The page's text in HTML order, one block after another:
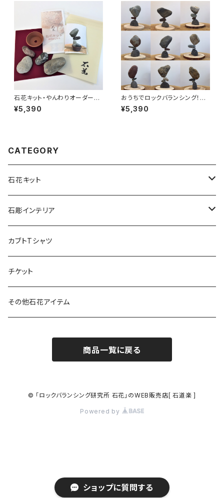
ショップに質問する
石花キット・やんわりオーダーメ
イド【おうちでロックバランシン
グ！】
¥5,390
おうちでロックバランシング！石
ころと丸太輪切りの宅積み用石
花台「マルタ座」 かませ石セット
¥5,390
CATEGORY
石花キット
宅積み用石花台
プレミアムキット
入門キット
石彫インテリア
石彫工芸品（岡崎）
カブトTシャツ
チケット
その他石花アイテム
商品一覧に戻る
© 「ロックバランシング研究所 石花」のWEB販売店[ 石道楽 ]
Powered by